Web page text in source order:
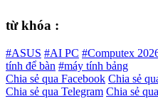
từ khóa :
#ASUS #AI PC #Computex
tính để bàn #máy tính bảng
Chia sẻ qua Facebook Chia sẻ
Chia sẻ qua Telegram Chia sẻ